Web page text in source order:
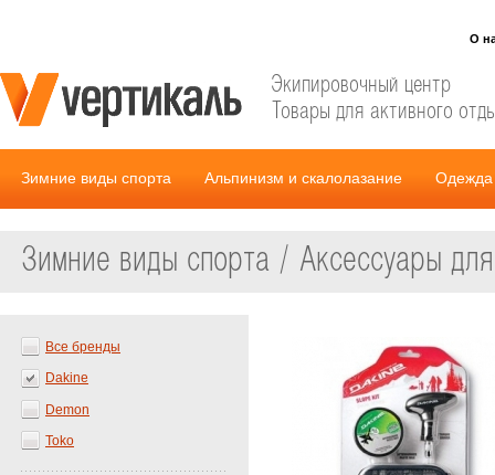
Экипировочный центр
Товары для активного
О
Зимние виды спорта Альпинизм и скалолазание Одежда
Зимние виды спорта / Аксессуары
Все бренды
Dakine
Demon
Toko